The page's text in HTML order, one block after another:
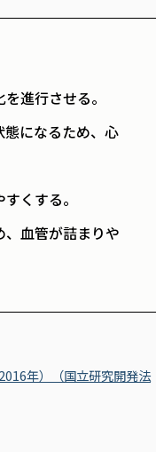
進行させる。
になるため、心
くする。
血管が詰まりや
年）（国立研究開発法